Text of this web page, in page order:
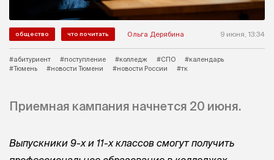
общество что почитать Ольга Дерябина 9 июня, 13:34
#абитуриент #поступление #колледж #СПО
#календарь
#Тюмень
#новости Тюмени #новости России #тк
Приемная кампания начнется 20 июня.
Выпускники 9-х и 11-х классов смогут получить